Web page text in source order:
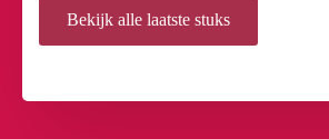
Bekijk alle laatste stuks